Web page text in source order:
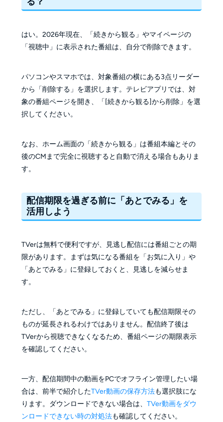
はい。2026年現在、「続きから観る」やマイページの
「視聴中」に表示された番組は、自分で削除できます。
パソコンやスマホでは、対象番組の横にある3点リーダー
から「削除する」を選択します。テレビアプリでは、対
象の番組ページを開き、「[続きから観る]から削除」を選
択してください。
なお、ホーム画面の「続きから観る」は番組本編とその
後のCMまで完全に視聴すると自動で消える場合もありま
す。
配信期限を過ぎる前に「あとでみる」を
活用しよう
TVerは無料で便利ですが、見逃し配信には番組ごとの期
限があります。まずは気になる番組を「お気に入り」や
「あとでみる」に登録しておくと、見逃しを減らせま
す。
ただし、「あとでみる」に登録していても配信期限その
ものが延長されるわけではありません。配信終了後は
TVerから視聴できなくなるため、番組ページの期限表示
を確認してください。
一方、配信期間中の動画をPCでオフライン管理したい場
合は、前半で紹介したTVer動画の保存方法も選択肢にな
ります。ダウンロードできない場合は、 TVer動画をダウ
ンロードできない時の対処法も確認してください。